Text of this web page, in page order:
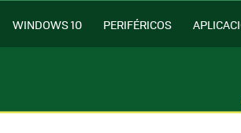
WINDOWS 10 PERIFÉRICOS